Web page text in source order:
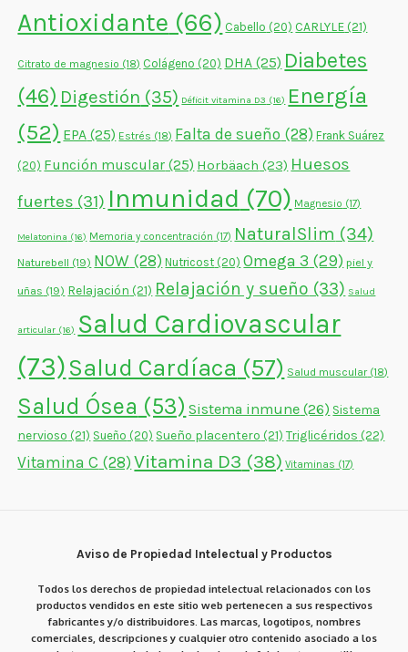
Antioxidante (66) Cabello (20) CARLYLE(21)
Citrato de magnesio (18) Colágeno (20) DHA (25) Diabetes
(46) Digestión (35) Déficit vitamina D3 (16) Energía
(52) EPA (25) Estrés (18) Falta de sueño (28) Frank Suárez
(20) Función muscular (25) Horbäach (23) Huesos
fuertes (31) Inmunidad (70) Magnesio (17)
Melatonina (16) Memoria y concentración (17) NaturalSlim (34)
Naturebell (19) NOW (28) Nutricost (20) Omega 3 (29) piel y
uñas (19) Relajación (21) Relajación y sueño (33) Salud
articular (16) Salud Cardiovascular
(73)Salud Cardíaca (57) Salud muscular(18)
Salud Ósea (53) Sistema inmune (26) Sistema
nervioso (21) Sueño (20) Sueño placentero (21) Triglicéridos (22)
Vitamina C (28) Vitamina D3 (38) Vitaminas (17)
Aviso de Propiedad Intelectual y Productos
Todos los derechos de propiedad intelectual relacionados con los
productos vendidos en este sitio web pertenecen a sus respectivos
fabricantes y/o distribuidores. Las marcas, logotipos, nombres
comerciales, descripciones y cualquier otro contenido asociado a los